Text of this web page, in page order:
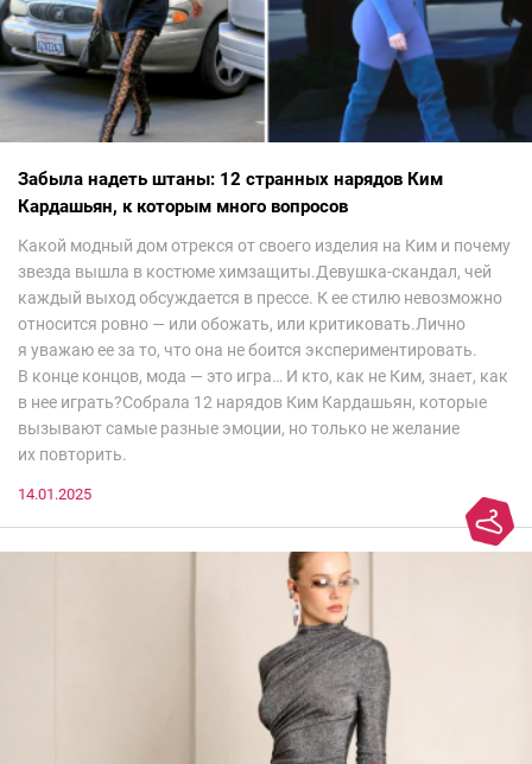
Забыла надеть штаны: 12 странных нарядов Ким
Кардашьян, к которым много вопросов
Какой модный дом отрекся от своего изделия на Ким и почему
звезда вышла в костюме химзащиты.Девушка-скандал, чей
каждый выход обсуждается в прессе. К ее стилю невозможно
относится ровно — или обожать, или критиковать.Лично
я уважаю ее за то, что она не боится экспериментировать.
В конце концов, мода — это игра… И кто, как не Ким, знает, как
в нее играть?Собрала 12 нарядов Ким Кардашьян, которые
вызывают самые разные эмоции, но только не желание
их повторить.
14.01.2025